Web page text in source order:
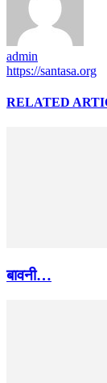
admin
https://santasa.org
RELATED
बावनी…